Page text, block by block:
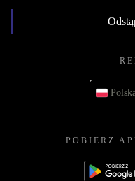
POBIERZ